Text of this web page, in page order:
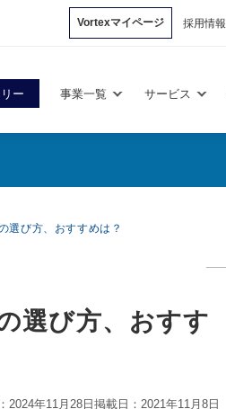
Vortexマイページ 採用情報
ー 事業一覧 サービス
選び方、おすすめは？
選び方、おすす
2024年11月28日掲載日：2021年11月8日